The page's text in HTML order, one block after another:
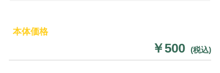
本体価格
￥500 (税込)